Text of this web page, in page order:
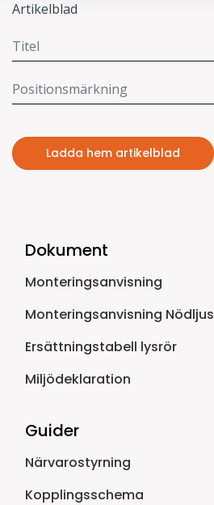
Artikelblad
Ladda hem artikelblad
Dokument
Monteringsanvisning
Monteringsanvisning Nödljus
Ersättningstabell lysrör
Miljödeklaration
Guider
Närvarostyrning
Kopplingsschema